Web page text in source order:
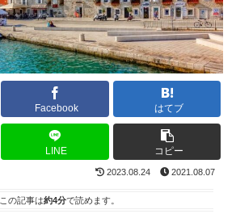
Facebook はてブ
LINE コピー
2023.08.24 2021.08.07
この記事は約4分で読めます。